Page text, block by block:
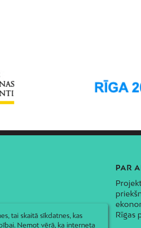
PAR
Rīgas
tai skaitā sīkdatnes, kas
Ņemot vērā, ka interneta